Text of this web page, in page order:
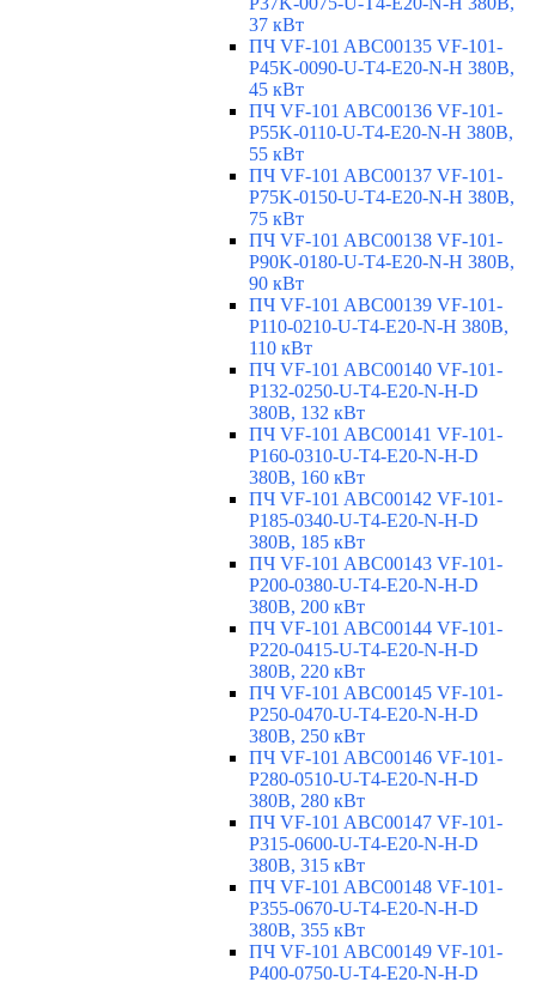
37 кВт
ПЧ VF-101 ABC00135 VF-101-
P45K-0090-U-T4-E20-N-H 380В,
45 кВт
ПЧ VF-101 ABC00136 VF-101-
P55K-0110-U-T4-E20-N-H 380В,
55 кВт
ПЧ VF-101 ABC00137 VF-101-
P75K-0150-U-T4-E20-N-H 380В,
75 кВт
ПЧ VF-101 ABC00138 VF-101-
P90K-0180-U-T4-E20-N-H 380В,
90 кВт
ПЧ VF-101 ABC00139 VF-101-
P110-0210-U-T4-E20-N-H 380В,
110 кВт
ПЧ VF-101 ABC00140 VF-101-
P132-0250-U-T4-E20-N-H-D
380В, 132 кВт
ПЧ VF-101 ABC00141 VF-101-
P160-0310-U-T4-E20-N-H-D
380В, 160 кВт
ПЧ VF-101 ABC00142 VF-101-
P185-0340-U-T4-E20-N-H-D
380В, 185 кВт
ПЧ VF-101 ABC00143 VF-101-
P200-0380-U-T4-E20-N-H-D
380В, 200 кВт
ПЧ VF-101 ABC00144 VF-101-
P220-0415-U-T4-E20-N-H-D
380В, 220 кВт
ПЧ VF-101 ABC00145 VF-101-
P250-0470-U-T4-E20-N-H-D
380В, 250 кВт
ПЧ VF-101 ABC00146 VF-101-
P280-0510-U-T4-E20-N-H-D
380В, 280 кВт
ПЧ VF-101 ABC00147 VF-101-
P315-0600-U-T4-E20-N-H-D
380В, 315 кВт
ПЧ VF-101 ABC00148 VF-101-
P355-0670-U-T4-E20-N-H-D
380В, 355 кВт
ПЧ VF-101 ABC00149 VF-101-
P400-0750-U-T4-E20-N-H-D